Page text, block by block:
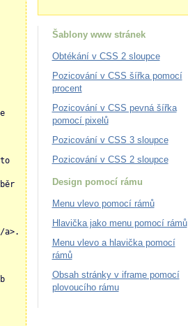
a>.
Šablony www stránek
Obtékání v CSS 2 sloupce
Pozicování v CSS šířka pomocí
procent
Pozicování v CSS pevná šířka
pomocí pixelů
Pozicování v CSS 3 sloupce
Pozicování v CSS 2 sloupce
Design pomocí rámu
Menu vlevo pomocí rámů
Hlavička jako menu pomocí rámů
Menu vlevo a hlavička pomocí
rámů
Obsah stránky v iframe pomocí
plovoucího rámu